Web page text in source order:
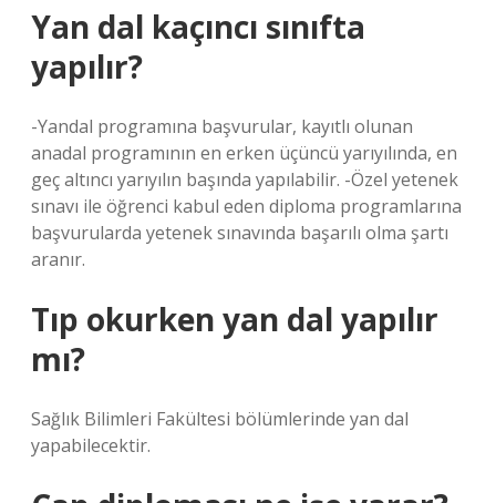
Yan dal kaçıncı sınıfta
yapılır?
-Yandal programına başvurular, kayıtlı olunan
anadal programının en erken üçüncü yarıyılında, en
geç altıncı yarıyılın başında yapılabilir. -Özel yetenek
sınavı ile öğrenci kabul eden diploma programlarına
başvurularda yetenek sınavında başarılı olma şartı
aranır.
Tıp okurken yan dal yapılır
mı?
Sağlık Bilimleri Fakültesi bölümlerinde yan dal
yapabilecektir.